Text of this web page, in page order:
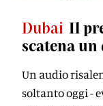
Dubai Il
scatena
Un audio
soltanto oggi -